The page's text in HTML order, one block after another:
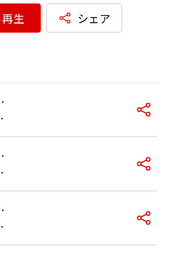
生 シェア
vivace
ュティレツ
Andante
ュティレツ
Allegretto
ュティレツ